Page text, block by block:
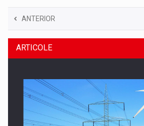
ANTERIOR
ARTICOLE